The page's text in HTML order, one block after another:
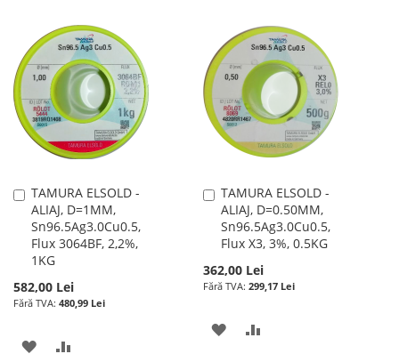
LISTA
DE
DORINTE
PENTRU
COMPARARE
LISTA
DE
DORINTE
COMPARARE
TAMURA ELSOLD -
ALIAJ, D=1MM,
Sn96.5Ag3.0Cu0.5,
Flux 3064BF, 2,2%,
1KG
582,00 Lei
480,99 Lei
Adauga
în
cos
ADAUGATI
TAMURA ELSOLD -
ALIAJ, D=0.50MM,
Sn96.5Ag3.0Cu0.5,
Flux X3, 3%, 0.5KG
362,00 Lei
299,17 Lei
Adauga
în
cos
ADAUGATI